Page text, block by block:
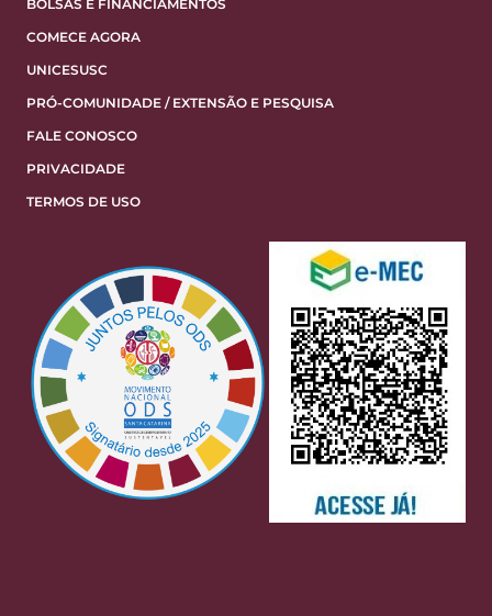
BOLSAS E FINANCIAMENTOS
COMECE AGORA
UNICESUSC
PRÓ-COMUNIDADE / EXTENSÃO E PESQUISA
FALE CONOSCO
PRIVACIDADE
TERMOS DE USO